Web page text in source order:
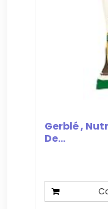
Gerblé ,
De...